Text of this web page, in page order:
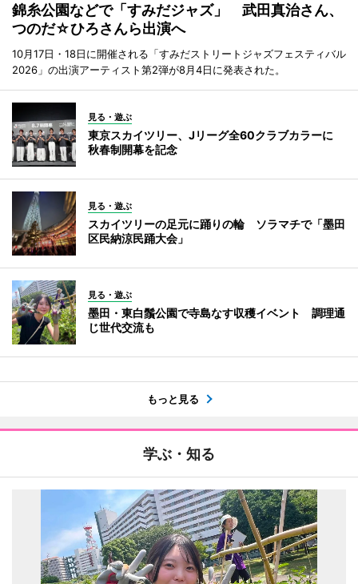
錦糸公園などで「すみだジャズ」 武田真治さん、
つのだ☆ひろさんら出演へ
10月17日・18日に開催される「すみだストリートジャズフェスティバル
2026」の出演アーティスト第2弾が8月4日に発表された。
見る・遊ぶ
東京スカイツリー、Jリーグ全60クラブカラーに
秋春制開幕を記念
見る・遊ぶ
スカイツリーの足元に踊りの輪 ソラマチで「墨田
区民納涼民踊大会」
見る・遊ぶ
墨田・東白鬚公園で寺島なす収穫イベント 調理通
じ世代交流も
もっと見る
学ぶ・知る